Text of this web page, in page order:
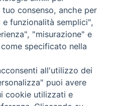
“Heysel” La Caritas di
Familiari Vittime dell’Heysel,
«Io ti rispetto»,
successiva »
consenso, anche per
funzionalità semplici",
"misurazione" e
specificato nella
all'utilizzo dei
puoi avere
cookie utilizzati e